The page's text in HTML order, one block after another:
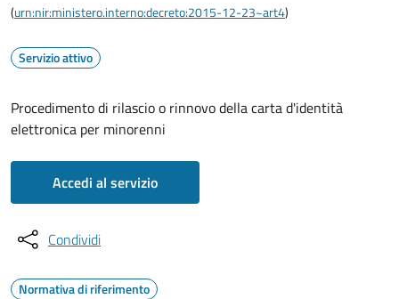
(urn:nir:ministero.interno:decreto:2015-12-23~art4)
Servizio attivo
Procedimento di rilascio o rinnovo della carta d'identità
elettronica per minorenni
Accedi al servizio
Condividi
Normativa di riferimento